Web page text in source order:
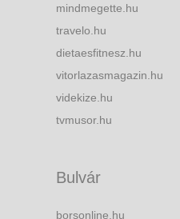
mindmegette.hu
travelo.hu
dietaesfitnesz.hu
vitorlazasmagazin.hu
videkize.hu
tvmusor.hu
Bulvár
borsonline.hu